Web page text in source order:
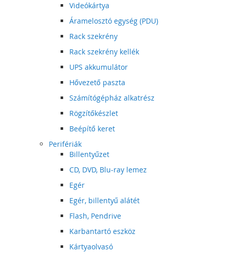
Videókártya
Áramelosztó egység (PDU)
Rack szekrény
Rack szekrény kellék
UPS akkumulátor
Hővezető paszta
Számítógépház alkatrész
Rögzítőkészlet
Beépítő keret
Perifériák
Billentyűzet
CD, DVD, Blu-ray lemez
Egér
Egér, billentyű alátét
Flash, Pendrive
Karbantartó eszköz
Kártyaolvasó